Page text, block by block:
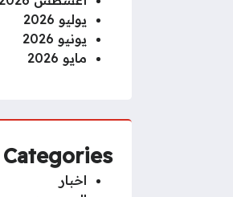
يوليو 2026
يونيو 2026
مايو 2026
Categories
اخبار